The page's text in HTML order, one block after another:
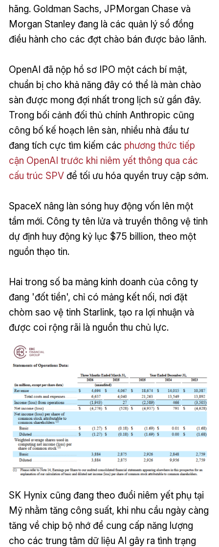
hãng. Goldman Sachs, JPMorgan Chase và
Morgan Stanley đang là các quản lý sổ đồng
điều hành cho các đợt chào bán được bảo lãnh.
OpenAI đã nộp hồ sơ IPO một cách bí mật,
chuẩn bị cho khả năng đây có thể là màn chào
sàn được mong đợi nhất trong lịch sử gần đây.
Trong bối cảnh đối thủ chính Anthropic cũng
công bố kế hoạch lên sàn, nhiều nhà đầu tư
đang tích cực tìm kiếm các phương thức tiếp
cận OpenAI trước khi niêm yết thông qua các
cấu trúc SPVđể tối ưu hóa quyền truy cập sớm.
SpaceX nâng làn sóng huy động vốn lên một
tầm mới. Công ty tên lửa và truyền thông vệ tinh
dự định huy động kỷ lục $75 billion, theo một
nguồn thạo tin.
Hai trong số ba mảng kinh doanh của công ty
đang 'đốt tiền', chỉ có mảng kết nối, nơi đặt
chòm sao vệ tinh Starlink, tạo ra lợi nhuận và
được coi rộng rãi là nguồn thu chủ lực.
SK Hynix cũng đang theo đuổi niêm yết phụ tại
Mỹ nhằm tăng công suất, khi nhu cầu ngày càng
tăng về chip bộ nhớ để cung cấp năng lượng
cho các trung tâm dữ liệu AI gây ra tình trạng